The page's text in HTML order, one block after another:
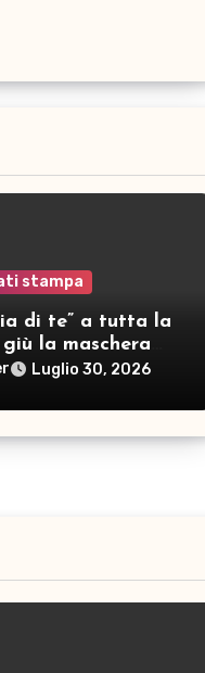
stampa
di te” a tutta la
la maschera
Luglio 30, 2026